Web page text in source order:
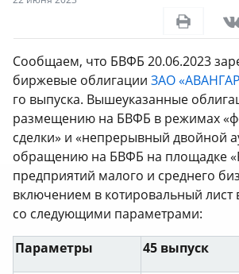
Сообщаем, что БВФБ 20.06.2023
биржевые облигации ЗАО
го выпуска. Вышеуказанные
размещению на БВФБ в режимах
сделки» и «непрерывный двойной
обращению на БВФБ на площадке
предприятий малого и среднего
включением в котировальный лист
со следующими параметрами:
Параметры
45 выпуск